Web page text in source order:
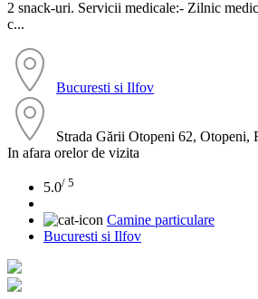
2 snack-uri. Servicii medicale:- Zilnic
c...
Bucuresti si Ilfov
Strada Gării Otopeni 62, Otopeni,
In afara orelor de vizita
5.0/ 5
Camine particulare
Bucuresti si Ilfov